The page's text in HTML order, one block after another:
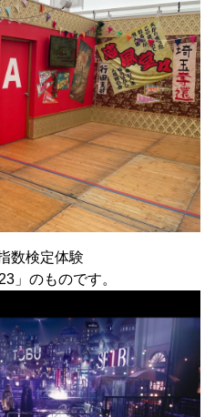
数検定体験
」のものです。